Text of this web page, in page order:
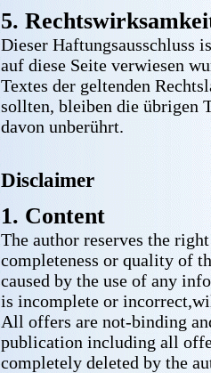
5.
Dieser Haftungsausschluss
auf diese Seite verwiesen
Textes der geltenden
sollten, bleiben die übrigen
davon unberührt.
Disclaimer
1. Content
The author reserves the
completeness or quality of
caused by the use of any
is incomplete or
All offers are not-binding
publication including all
completely deleted by the